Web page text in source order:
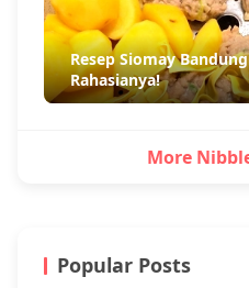
Resep Siomay
Rahasianya!
More
Popular Posts